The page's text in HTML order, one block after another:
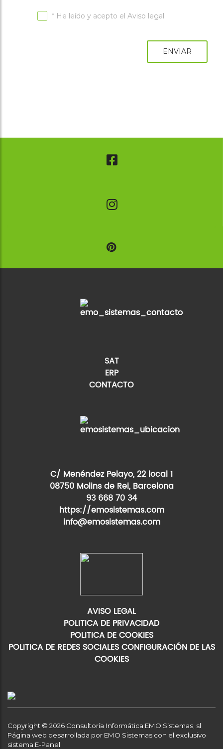
* He leído y acepto el Aviso legal
ENVIAR
SAT
ERP
CONTACTO
C/ Menéndez Pelayo, 22 local 1
08750 Molins de Rei, Barcelona
93 668 70 34
https://emosistemas.com
info@emosistemas.com
AVISO LEGAL
POLITICA DE PRIVACIDAD
POLITICA DE COOKIES
POLITICA DE REDES SOCIALES CONFIGURACIÓN DE LAS
COOKIES
Copyright © 2026 Consultoría Informática EMO Sistemas, sl
Página web desarrollada por EMO Sistemas con el exclusivo
sistema E-Panel